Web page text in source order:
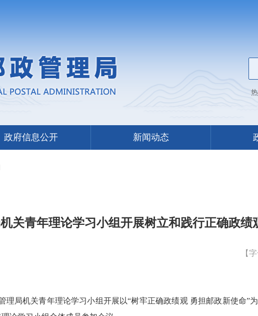
政府信息公开 新闻动态
关青年理论学习小组开展树立和践行正确政绩
【
理局机关青年理论学习小组开展以“树牢正确政绩观 勇担邮政新使命”